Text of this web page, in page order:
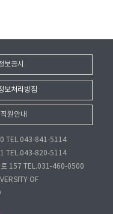
보공시
보처리방침
원안내
TEL.043-841-5114
TEL.043-820-5114
로 157 TEL.031-460-0500
OF